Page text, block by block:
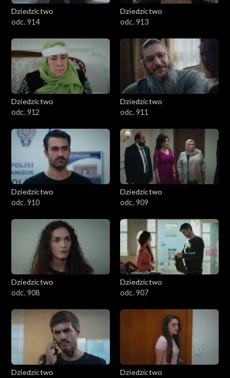
Dziedzictwo
odc. 914
Dziedzictwo
odc. 913
Dziedzictwo
odc. 912
Dziedzictwo
odc. 911
Dziedzictwo
odc. 910
Dziedzictwo
odc. 909
Dziedzictwo
odc. 908
Dziedzictwo
odc. 907
Dziedzictwo
Dziedzictwo